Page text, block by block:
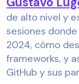
de alto nivel y
sesiones
2024, cómo
frameworks, y
GitHub y sus